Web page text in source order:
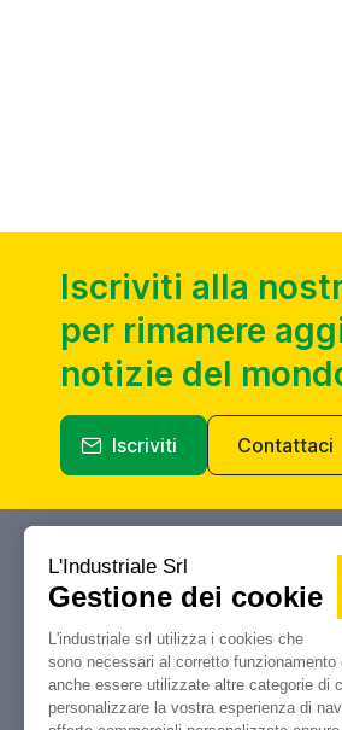
Iscriviti alla
per rimanere
notizie del
Iscriviti Contattaci
Industriale.it
Il tuo portale di riferimento per
compravendita, aste e liquidazioni
macchine utensili e macchinari
industriali.